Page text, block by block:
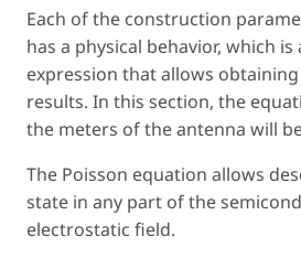
Each of the construction
has a physical behavior, which
expression that allows
results. In this section, the
the meters of the antenna will
The Poisson equation allows
state in any part of the
electrostatic field.